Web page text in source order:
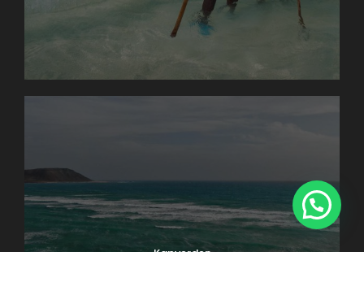
Kapverden
1